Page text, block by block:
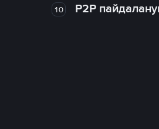
10 P2P